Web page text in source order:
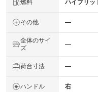
燃料 ハイブリッ
その他 ―
全体のサイ
ズ
―
荷台寸法 ―
ハンドル 右